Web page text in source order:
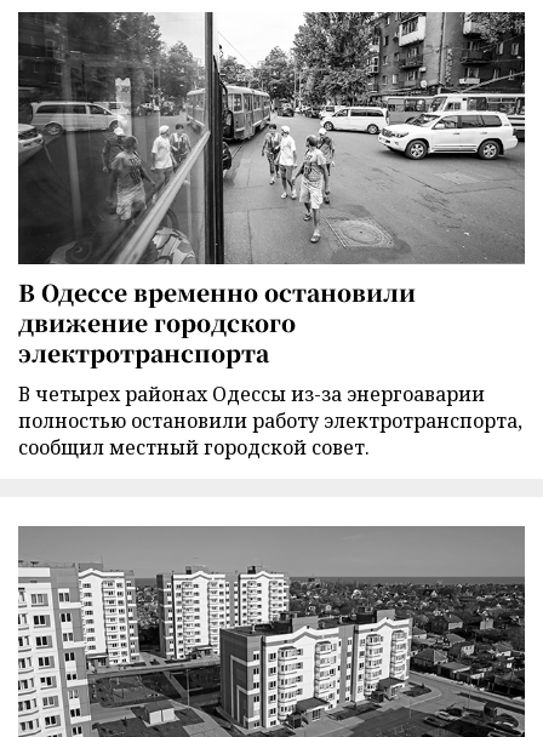
В Одессе временно остановили
движение городского
электротранспорта
В четырех районах Одессы из-за энергоаварии
полностью остановили работу электротранспорта,
сообщил местный городской совет.